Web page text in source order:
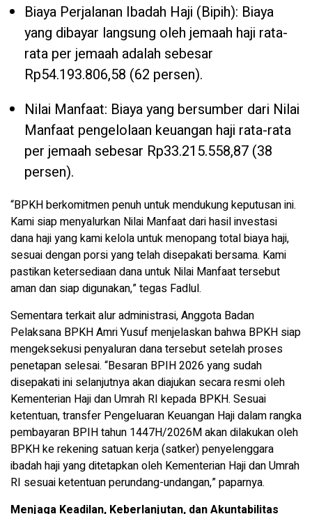
Biaya Perjalanan Ibadah Haji (Bipih): Biaya
yang dibayar langsung oleh jemaah haji rata-
rata per jemaah adalah sebesar
Rp54.193.806,58 (62 persen).
Nilai Manfaat: Biaya yang bersumber dari Nilai
Manfaat pengelolaan keuangan haji rata-rata
per jemaah sebesar Rp33.215.558,87 (38
persen).
“BPKH berkomitmen penuh untuk mendukung keputusan ini.
Kami siap menyalurkan Nilai Manfaat dari hasil investasi
dana haji yang kami kelola untuk menopang total biaya haji,
sesuai dengan porsi yang telah disepakati bersama. Kami
pastikan ketersediaan dana untuk Nilai Manfaat tersebut
aman dan siap digunakan,” tegas Fadlul.
Sementara terkait alur administrasi, Anggota Badan
Pelaksana BPKH Amri Yusuf menjelaskan bahwa BPKH siap
mengeksekusi penyaluran dana tersebut setelah proses
penetapan selesai. “Besaran BPIH 2026 yang sudah
disepakati ini selanjutnya akan diajukan secara resmi oleh
Kementerian Haji dan Umrah RI kepada BPKH. Sesuai
ketentuan, transfer Pengeluaran Keuangan Haji dalam rangka
pembayaran BPIH tahun 1447H/2026M akan dilakukan oleh
BPKH ke rekening satuan kerja (satker) penyelenggara
ibadah haji yang ditetapkan oleh Kementerian Haji dan Umrah
RI sesuai ketentuan perundang-undangan,” paparnya.
Menjaga Keadilan, Keberlanjutan, dan Akuntabilitas